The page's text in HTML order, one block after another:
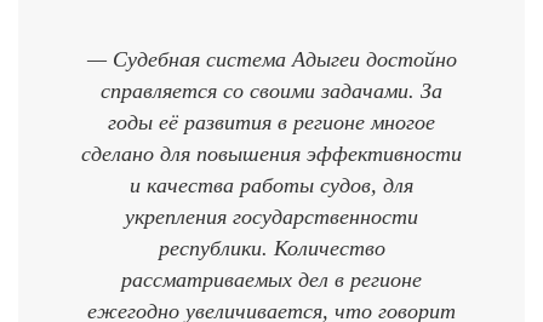
— Судебная система Адыгеи достойно
справляется со своими задачами. За
годы её развития в регионе многое
сделано для повышения эффективности
и качества работы судов, для
укрепления государственности
республики. Количество
рассматриваемых дел в регионе
ежегодно увеличивается, что говорит